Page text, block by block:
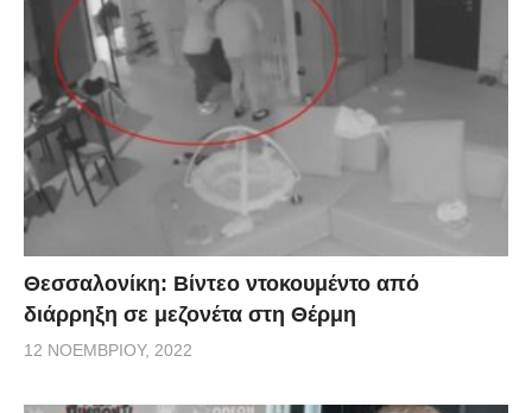
Θεσσαλονίκη: Βίντεο ντοκουμέντο από
διάρρηξη σε μεζονέτα στη Θέρμη
12 ΝΟΕΜΒΡΊΟΥ, 2022